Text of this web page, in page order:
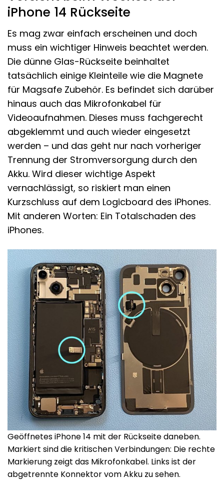
iPhone 14 Rückseite
Es mag zwar einfach erscheinen und doch
muss ein wichtiger Hinweis beachtet werden.
Die dünne Glas-Rückseite beinhaltet
tatsächlich einige Kleinteile wie die Magnete
für Magsafe Zubehör. Es befindet sich darüber
hinaus auch das Mikrofonkabel für
Videoaufnahmen. Dieses muss fachgerecht
abgeklemmt und auch wieder eingesetzt
werden – und das geht nur nach vorheriger
Trennung der Stromversorgung durch den
Akku. Wird dieser wichtige Aspekt
vernachlässigt, so riskiert man einen
Kurzschluss auf dem Logicboard des iPhones.
Mit anderen Worten: Ein Totalschaden des
iPhones.
Geöffnetes iPhone 14 mit der Rückseite daneben.
Markiert sind die kritischen Verbindungen: Die rechte
Markierung zeigt das Mikrofonkabel. Links ist der
abgetrennte Konnektor vom Akku zu sehen.